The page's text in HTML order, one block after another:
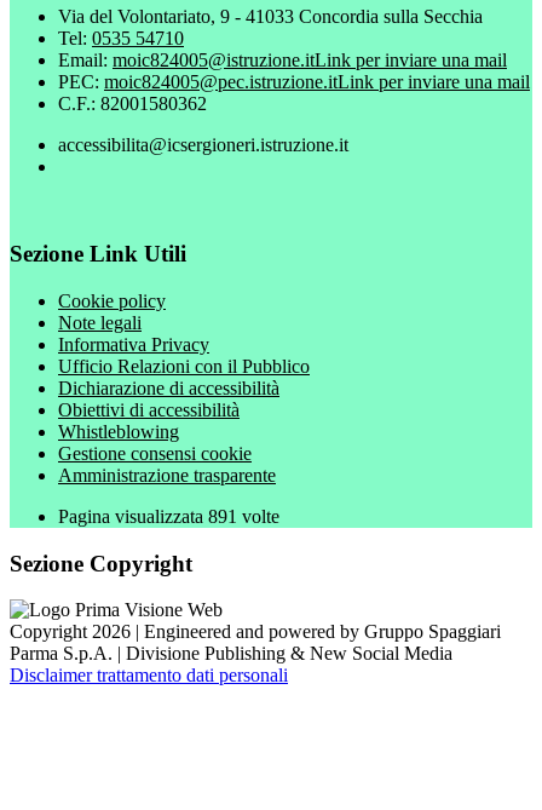
Via del Volontariato, 9 - 41033 Concordia sulla Secchia
Tel: 0535 54710
Email: moic824005@istruzione.itLink per inviare una mail
PEC: moic824005@pec.istruzione.itLink per inviare una mail
C.F.: 82001580362
accessibilita@icsergioneri.istruzione.it
Sezione Link Utili
Cookie policy
Note legali
Informativa Privacy
Ufficio Relazioni con il Pubblico
Dichiarazione di accessibilità
Obiettivi di accessibilità
Whistleblowing
Gestione consensi cookie
Amministrazione trasparente
Pagina visualizzata 891 volte
Sezione Copyright
Copyright 2026 | Engineered and powered by Gruppo Spaggiari
Parma S.p.A. | Divisione Publishing & New Social Media
Disclaimer trattamento dati personali